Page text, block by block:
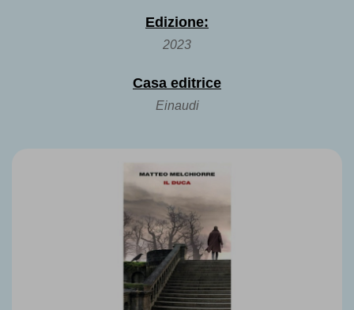
Edizione:
2023
Casa editrice
Einaudi